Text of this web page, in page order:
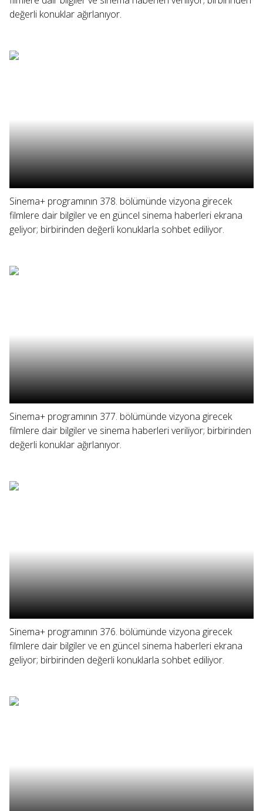
değerli konuklar ağırlanıyor.
Sinema+ programının 378. bölümünde vizyona girecek
filmlere dair bilgiler ve en güncel sinema haberleri ekrana
geliyor; birbirinden değerli konuklarla sohbet ediliyor.
Sinema+ programının 377. bölümünde vizyona girecek
filmlere dair bilgiler ve sinema haberleri veriliyor; birbirinden
değerli konuklar ağırlanıyor.
Sinema+ programının 376. bölümünde vizyona girecek
filmlere dair bilgiler ve en güncel sinema haberleri ekrana
geliyor; birbirinden değerli konuklarla sohbet ediliyor.